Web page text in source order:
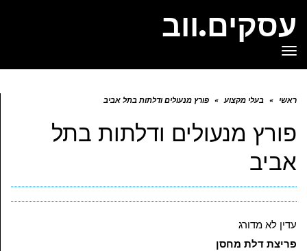
עסקים.ווב
תפריט
ראשי » בעלי מקצוע » פורץ מנעולים ודלתות בתל אביב
פורץ מנעולים ודלתות בתל
אביב
עדין לא מדורג
פריצת דלת מחסן